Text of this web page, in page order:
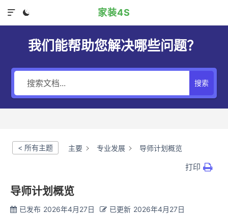
家装4S


我们能帮助您解决哪些问题？
搜索
< 所有主题 主要 专业发展 导师计划概览
打印
导师计划概览
已发布 2026年4月27日 已更新 2026年4月27日